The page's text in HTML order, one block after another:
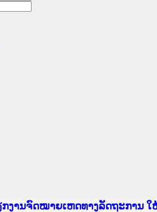
Lao PDR
ໝາຍເຫດທາງລັດຖະການ ແລະ ແອັ
ງານຈົດໝາຍເຫດທາງລັດຖະການ
ນຄືນການຈັດຕັ້ງປະຕິບັດວຽກງານຈົ
ນງານວຽກງານຈົດໝາຍເຫດທາງລັ
ນງານວຽກງານຈົດໝາຍເຫດທາງລັ
າຍລາວ ແລະ ເວັບໄຊຈົດໝາຍເຫດ
າຍລາວ ແລະ ເວັບໄຊຈົດໝາຍເຫດ
ນຈົດໝາຍເຫດທາງລັດຖະການໃຫ້ຜູ້
ງານຈົດໝາຍເຫດທາງລັດຖະການ ໃ